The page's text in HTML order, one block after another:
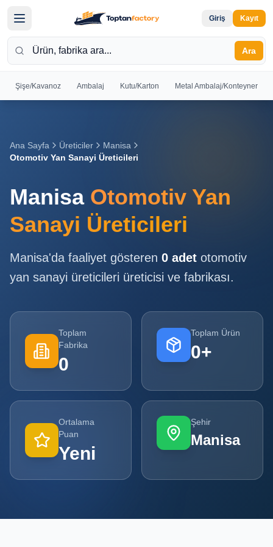
Giriş Kayıt
Ara
Şişe/Kavanoz Ambalaj Kutu/Karton Metal Ambalaj/Konteyner
Giriş yapın
veya kayıt
Giriş
Kayıt
Ana
Tüm
Ürünler
POPÜLER
KATEGORILER
Şişe ve Kavanoz Üreticileri
Ambalaj Üreticileri
Ana Sayfa Üreticiler
Manisa
Otomotiv Yan Sanayi Üreticileri
Manisa Otomotiv Yan
Sanayi Üreticileri
Manisa'da faaliyet gösteren 0 adet otomotiv
yan sanayi üreticileri üreticisi ve fabrikası.
Toplam
Fabrika
0
Toplam Ürün
0+
Ortalama
Puan
Yeni
Şehir
Manisa